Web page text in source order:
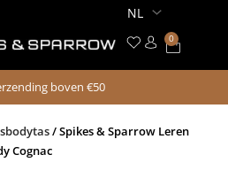
0
boven €50
/ Spikes & Sparrow Leren
Cognac